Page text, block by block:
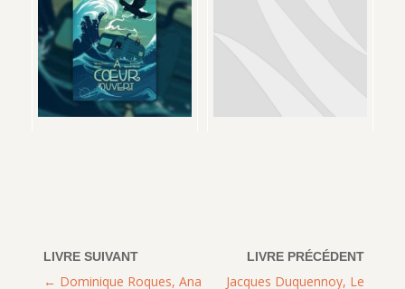
Jacques Duquennoy, Le
Dominique Roques, Ana